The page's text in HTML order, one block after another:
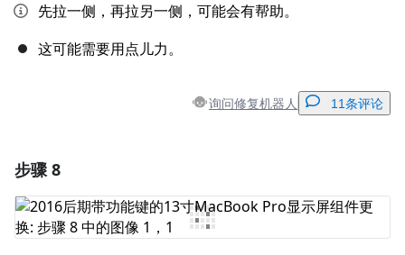
先拉一侧，再拉另一侧，可能会有帮助。
这可能需要用点儿力。
询问修复机器人 11条评论
添加评论
步骤 8